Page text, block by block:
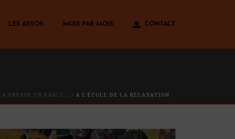
LES ASSOS MOIS PAR MOIS CONTACT
LA PRESSE EN PARLE... / A L’ÉCOLE DE LA RELAXATION